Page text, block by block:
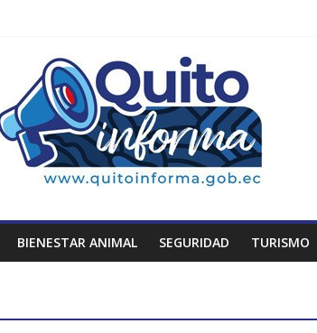
BIENESTAR ANIMAL SEGURIDAD TURISMO